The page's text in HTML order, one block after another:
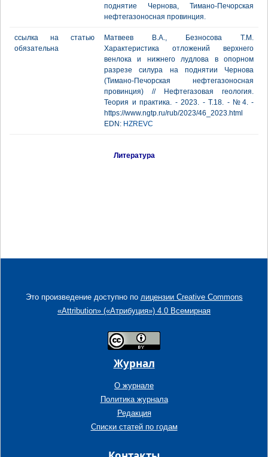
поднятие Чернова, Тимано-Печорская
нефтегазоносная провинция.
ссылка на статью
обязательна
Матвеев В.А., Безносова Т.М.
Характеристика отложений верхнего
венлока и нижнего лудлова в опорном
разрезе силура на поднятии Чернова
(Тимано-Печорская нефтегазоносная
провинция) // Нефтегазовая геология.
Теория и практика. - 2023. - Т.18. - №4. -
https://www.ngtp.ru/rub/2023/46_2023.html
EDN: HZREVC
Литература
Это произведение доступно по лицензии Creative Commons
«Attribution» («Атрибуция») 4.0 Всемирная
Журнал
О журнале
Политика журнала
Редакция
Списки статей по годам